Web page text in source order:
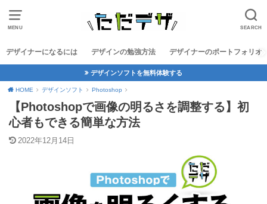
MENU SEARCH
デザイナーになるには デザインの勉強方法 デザイナーのポートフォリオ
デザインソフトを無料体験する
HOME デザインソフト Photoshop
【Photoshopで画像の明るさを調整する】初
心者もできる簡単な方法
2022年12月14日